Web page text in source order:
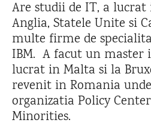
Are studii de IT, a
Anglia, Statele Unite si
multe firme de
IBM. A facut un master
lucrat in Malta si la
revenit in Romania
organizatia Policy
Minorities.